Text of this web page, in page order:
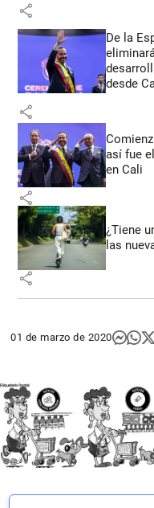
share
De la
desde
share
así fue
en Cali
share
¿Tiene
las
share
01 de marzo de 2020